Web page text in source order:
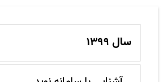
سال 1399